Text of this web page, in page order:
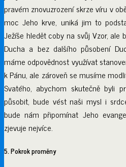
pravém znovuzrození skrze víru v
moc Jeho krve, uniká jim to
Ježíše hledět coby na svůj Vzor, ale
Ducha a bez dalšího působení
máme odpovědnost využívat
k Pánu, ale zároveň se musíme
Svatého, abychom skutečně byli
působit, bude vést naši mysl i
bude nám připomínat Jeho
zjevuje nejvíce.
5. Pokrok proměny